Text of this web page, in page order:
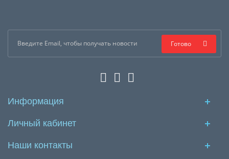
Готово
Информация
Личный кабинет
Наши контакты